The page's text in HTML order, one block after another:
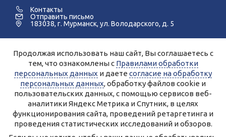
Контакты
Отправить письмо
183038, г. Мурманск, ул. Володарского, д. 5
©2005-2026 Мурманский Педагогический Колледж.
Для улучшения работы сайта и его взаимодействия с
пользователями используются файлы cookie и сервисы веб-
аналитики Яндекс.Метрика, Спутник.
Продолжая работу с сайтом, Вы даете разрешение на
использование cookie-файлов и согласие на обработку данных
сервисами Яндекс.Метрика, Спутник.
Вы всегда можете отключить файлы cookie в настройках Вашего
браузера.
Персональные данные, опубликованные на сайте, размещены с
согласия субъектов персональных данных.
Условия и запреты не установлены.
Продолжая использовать наш сайт, Вы соглашаетесь с
тем, что ознакомлены с Правилами обработки
персональных данных и даете согласие на обработку
персональных данных, обработку файлов cookie и
пользовательских данных, с помощью сервисов веб-
аналитики Яндекс Метрика и Спутник, в целях
функционирования сайта, проведений ретаргетинга и
проведения статистических исследований и обзоров.